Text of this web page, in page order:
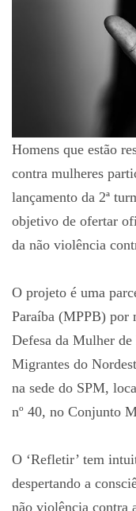
Homens que estão
contra mulheres
lançamento da 2ª
objetivo de ofertar
da não violência
O projeto é uma
Paraíba (MPPB) por
Defesa da Mulher
Migrantes do
na sede do SPM,
nº 40, no Conjunto
O ‘Refletir’ tem
despertando a
não violência contra